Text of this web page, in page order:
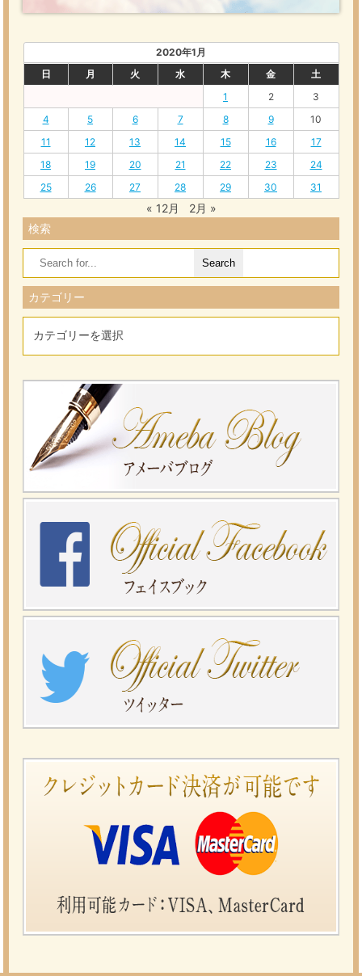
2020年1月
日
月 火 水 木 金
土
1
2
3
4
5 6 7 8 9
10
11
12 13 14 15 16
17
18
19 20 21 22 23
24
25
26 27 28 29 30 31
« 12月
2月 »
検索
Search
for:
カテゴリー